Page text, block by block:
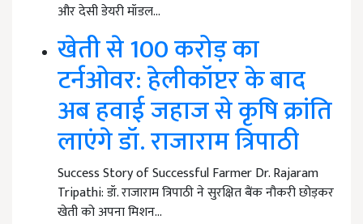
और देसी डेयरी मॉडल…
खेती से 100 करोड़ का
टर्नओवर: हेलीकॉप्टर के बाद
अब हवाई जहाज से कृषि क्रांति
लाएंगे डॉ. राजाराम त्रिपाठी
Success Story of Successful Farmer Dr. Rajaram
Tripathi: डॉ. राजाराम त्रिपाठी ने सुरक्षित बैंक नौकरी छोड़कर
खेती को अपना मिशन…